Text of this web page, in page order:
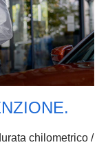
chilometrico /